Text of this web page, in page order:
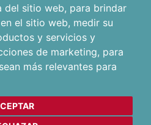
del sitio web, para brindar
el sitio web, medir su
y servicios y
de marketing, para
más relevantes para